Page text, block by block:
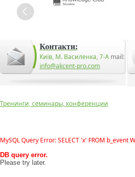
Контакти:
Київ, М. Василенка, 7-А mail:
info@akcent-pro.com
Тренинги, семинары, конференции
MySQL Query Error: SELECT 'x' FROM b_event
DB query error.
Please try later.